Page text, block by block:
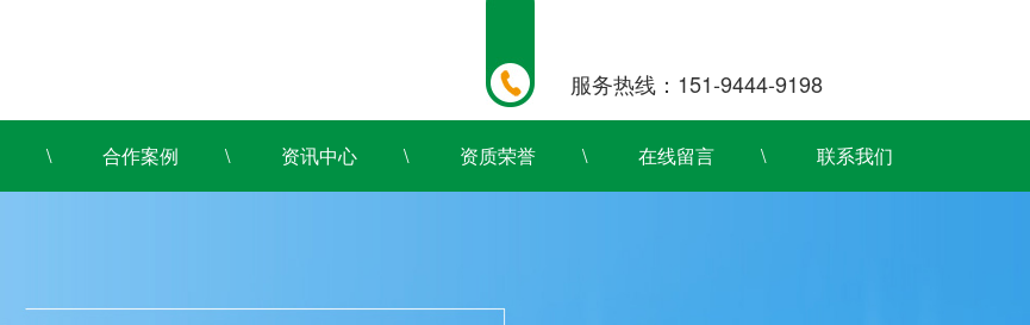
服务热线：151-9444-9198
合作案例 资讯中心 资质荣誉 在线留言 联系我们